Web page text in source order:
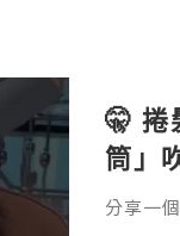
🤫 捲
筒」
分享一